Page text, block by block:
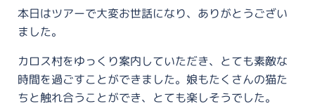
本日はツアーで大変お世話になり、ありがとうござい
ました。
カロス村をゆっくり案内していただき、とても素敵な
時間を過ごすことができました。娘もたくさんの猫た
ちと触れ合うことができ、とても楽しそうでした。